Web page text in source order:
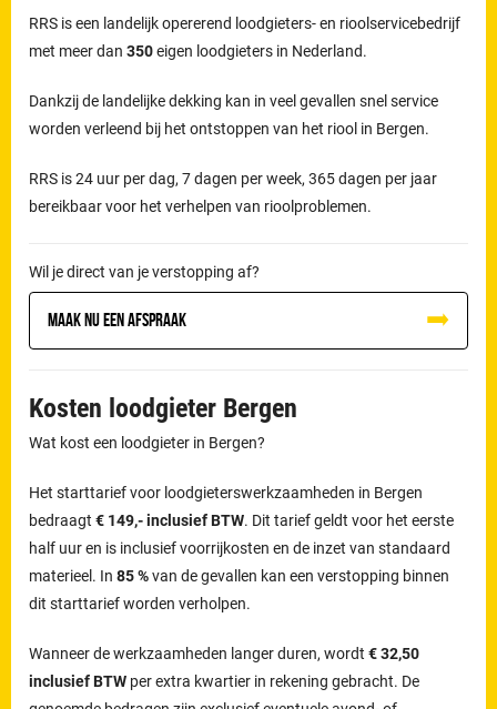
RRS is een landelijk opererend loodgieters- en rioolservicebedrijf
met meer dan350eigen loodgieters in Nederland.
Dankzij de landelijke dekking kan in veel gevallen snel service
worden verleend bij het ontstoppen van het riool in Bergen.
RRS is 24 uur per dag, 7 dagen per week, 365 dagen per jaar
bereikbaar voor het verhelpen van rioolproblemen.
Wil je direct van je verstopping af?
Maak nu een afspraak
Kosten loodgieter Bergen
Wat kost een loodgieter in Bergen?
Het starttarief voor loodgieterswerkzaamheden in Bergen
bedraagt€ 149,- inclusief BTW. Dit tarief geldt voor het eerste
half uur en is inclusief voorrijkosten en de inzet van standaard
materieel. In85 %van de gevallen kan een verstopping binnen
dit starttarief worden verholpen.
Wanneer de werkzaamheden langer duren, wordt€ 32,50
inclusief BTW per extra kwartier in rekening gebracht. De